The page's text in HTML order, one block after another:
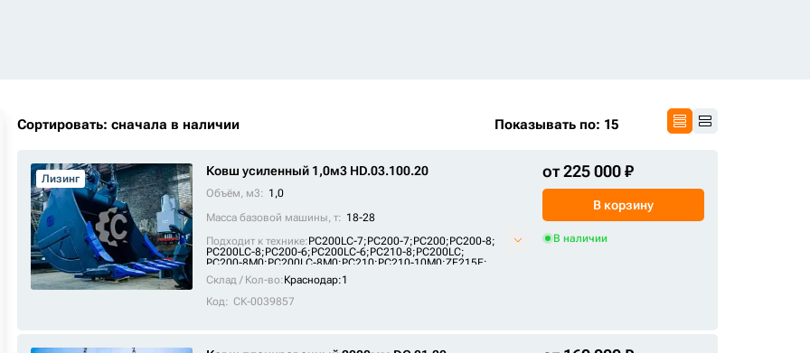
Сортировать: сначала в наличии Показывать по: 15
Лизинг
Ковш усиленный 1,0м3 HD.03.100.20
Объём, м3: 1,0
Масса базовой машины, т: 18-28
Подходит к технике:PC200LC-7;PC200-7;PC200;PC200-8;
PC200LC-8;PC200-6;PC200LC-6;PC210-8;PC200LC;
PC200-8M0;PC200LC-8M0;PC210;PC210-10M0;ZE215E;
SE215
SE210-9 ;PC210LC SE215W
Склад / Кол-во:Краснодар:1
Код: СК-0039857
от 225 000 ₽
В корзину
В наличии